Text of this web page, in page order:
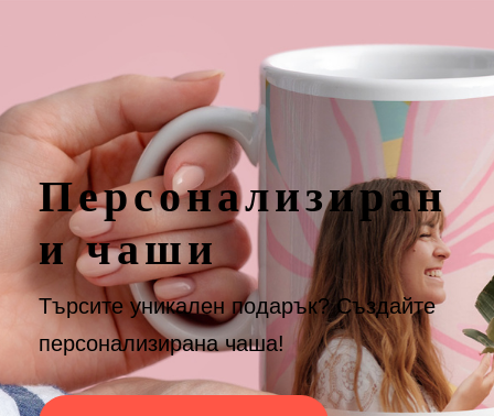
Персонализиран
и чаши
Търсите уникален подарък? Създайте
персонализирана чаша!